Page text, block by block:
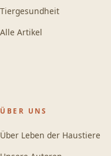
Tiergesundheit
Alle Artikel
ÜBER UNS
Über Leben der Haustiere